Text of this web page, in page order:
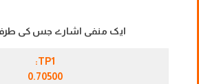
ایک منفی اشارے جس کی طرف
TP1:
0.70500